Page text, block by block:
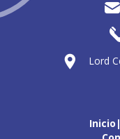
Lord
Inicio